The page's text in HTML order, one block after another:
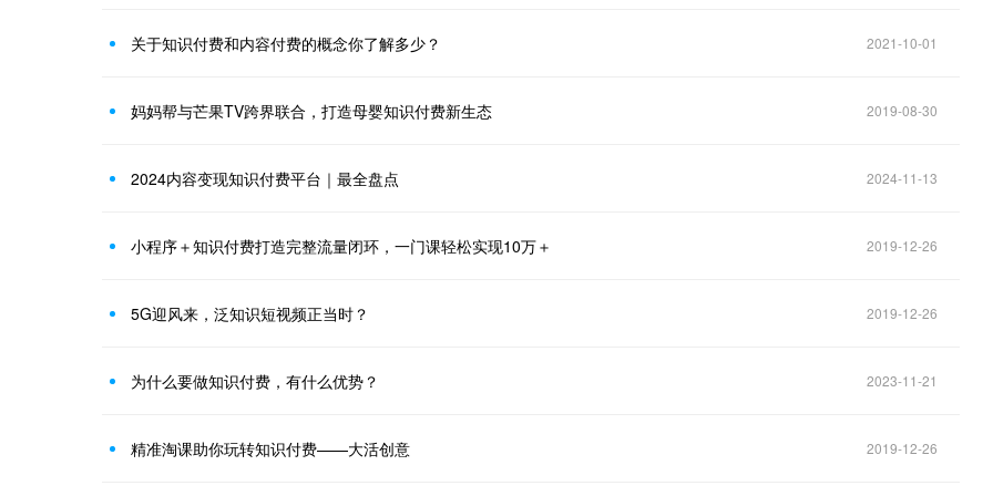
关于知识付费和内容付费的概念你了解多少？ 2021-10-01
妈妈帮与芒果TV跨界联合，打造母婴知识付费新生态 2019-08-30
2024内容变现知识付费平台｜最全盘点 2024-11-13
小程序＋知识付费打造完整流量闭环，一门课轻松实现10万＋ 2019-12-26
5G迎风来，泛知识短视频正当时？ 2019-12-26
为什么要做知识付费，有什么优势？ 2023-11-21
精准淘课助你玩转知识付费——大活创意 2019-12-26